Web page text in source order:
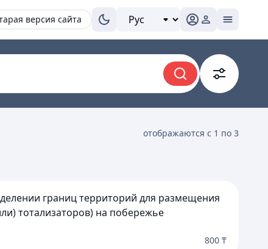
версия сайта
отображаются с 1 по 3
границ территорий для размещения
тотализаторов) на побережье
800 ₸